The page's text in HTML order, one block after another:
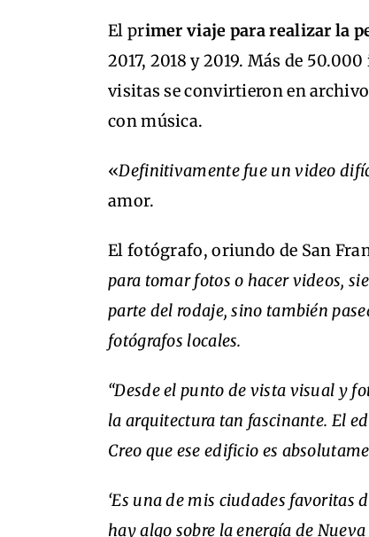
El primer viaje para realizar la
2017, 2018 y 2019. Más de
visitas se convirtieron en
con música.
«Definitivamente fue un video
amor.
El fotógrafo, oriundo de San
para tomar fotos o hacer videos,
parte del rodaje, sino también
fotógrafos locales.
“Desde el punto de vista visual y
la arquitectura tan fascinante. El
Creo que ese edificio es
‘Es una de mis ciudades favoritas
hay algo sobre la energía de